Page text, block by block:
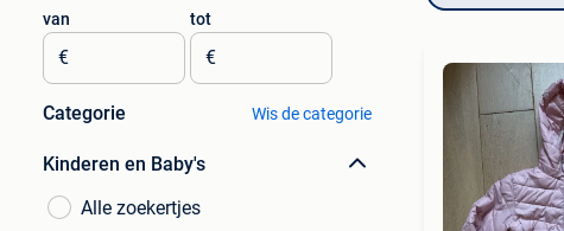
van
€
tot
€
Categorie Wis de categorie
Kinderen en Baby's
Alle zoekertjes